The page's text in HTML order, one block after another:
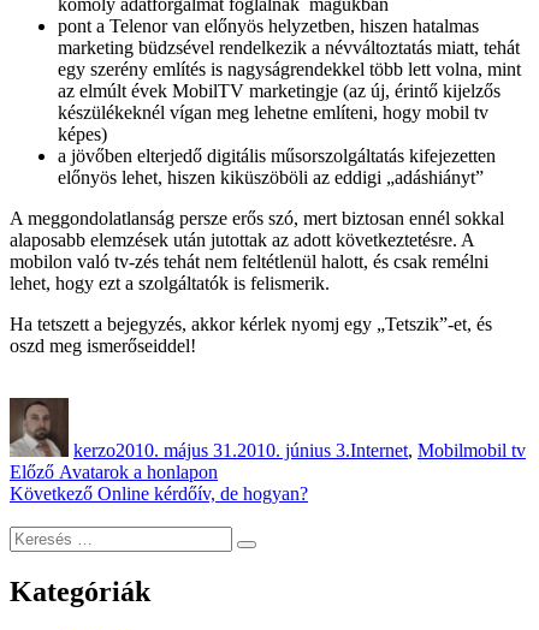
pont a Telenor van előnyös helyzetben, hiszen hatalmas
marketing büdzsével rendelkezik a névváltoztatás miatt, tehát
egy szerény említés is nagyságrendekkel több lett volna, mint
az elmúlt évek MobilTV marketingje (az új, érintő kijelzős
készülékeknél vígan meg lehetne említeni, hogy mobil tv
képes)
a jövőben elterjedő digitális műsorszolgáltatás kifejezetten
előnyös lehet, hiszen kiküszöböli az eddigi „adáshiányt”
A meggondolatlanság persze erős szó, mert biztosan ennél sokkal
alaposabb elemzések után jutottak az adott következtetésre. A
mobilon való tv-zés tehát nem feltétlenül halott, és csak remélni
lehet, hogy ezt a szolgáltatók is felismerik.
Ha tetszett a bejegyzés, akkor kérlek nyomj egy „Tetszik”-et, és
oszd meg ismerőseiddel!
kerzo2010. május 31.2010. június 3.Internet, Mobilmobil tv
Bejegyzés
navigáció
Előző Korábbi
bejegyzés:
Avatarok a honlapon
Következő Következő
Online kérdőív, de hogyan?
Keresés
a
következő
kifejezésre:
Keresés
Kategóriák